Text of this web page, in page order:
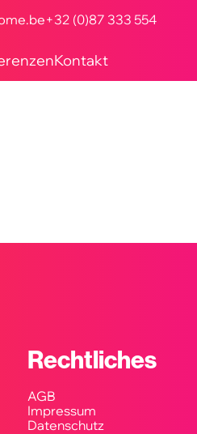
+32 (0)87 333 554
Kontakt
Rechtliches
AGB
Impressum
Datenschutz